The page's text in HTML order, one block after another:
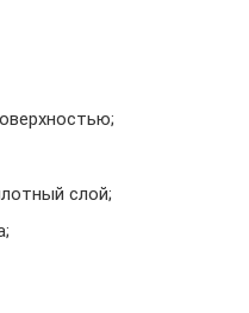
слой;